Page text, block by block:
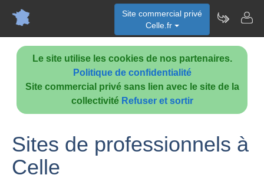
Le site utilise les cookies de nos partenaires.
Politique de confidentialité
Site commercial privé sans lien avec le site de la
collectivité Refuser et sortir
Site commercial privé
Celle.fr
Sites de professionnels à
Celle